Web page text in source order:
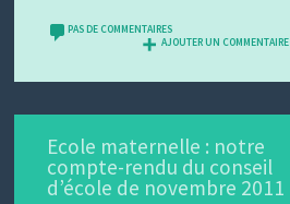
PAS DE COMMENTAIRES
AJOUTER UN COMMENTAIRE
Ecole maternelle : notre
compte-rendu du conseil
d’école de novembre 2011